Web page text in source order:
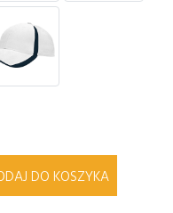
DO KOSZYKA